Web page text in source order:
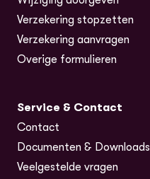
Verzekering stopzetten
Verzekering aanvragen
Overige formulieren
Service & Contact
Contact
Documenten & Downloads
Veelgestelde vragen